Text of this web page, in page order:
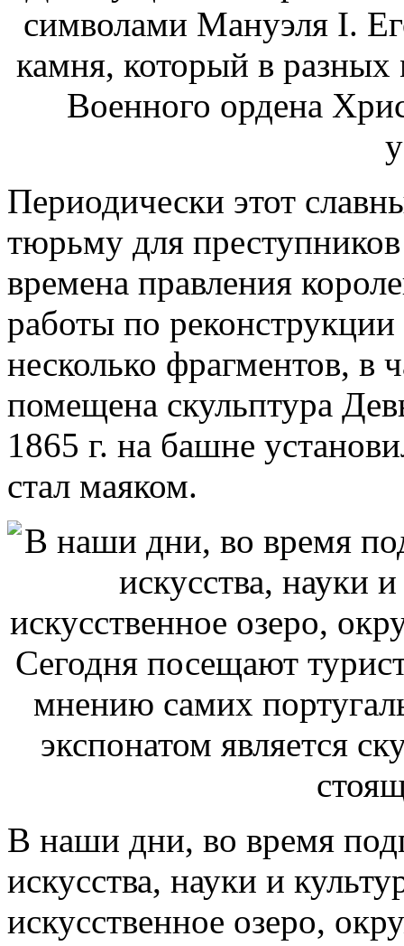
Периодически этот
тюрьму для
времена правления
работы по
несколько фрагментов, в
помещена скульптура
1865 г. на башне
стал маяком.
В наши дни, во время
искусства, науки и
искусственное озеро,